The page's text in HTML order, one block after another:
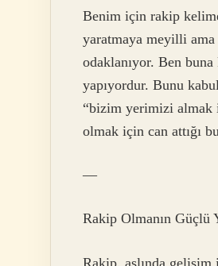
Benim için rakip
yaratmaya meyilli ama
odaklanıyor. Ben
yapıyordur. Bunu
“bizim yerimizi almak
olmak için can attığı
—
Rakip Olmanın Güçlü
Rakip, aslında